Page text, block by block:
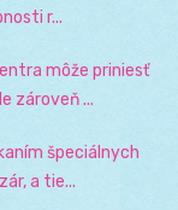
r...
môže priniesť
zároveň ...
špeciálnych
a tie...